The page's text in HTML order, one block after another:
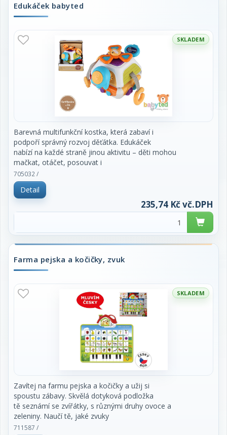
Edukáček babyted
SKLADEM
Barevná multifunkční kostka, která zabaví i
podpoří správný rozvoj děťátka. Edukáček
nabízí na každé straně jinou aktivitu – děti mohou
mačkat, otáčet, posouvat i
objevovat různé textury a tvary. Horní část zdobí
vrtulka, kterou lze otáčet, a
každá strana kostky přináší nové překvapení. Díky
dobře manipuluje malými dětskými ručičkami.
rozměr: 11 x 12 cm
705032 /
Detail
235,74 Kč vč.DPH
Farma pejska a kočičky, zvuk
SKLADEM
Zavítej na farmu pejska a kočičky a užij si
spoustu zábavy. Skvělá dotyková podložka
tě seznámí se zvířátky, s různými druhy ovoce a
zeleniny. Naučí tě, jaké zvuky
vydávají zvířátka nebo jakou barvu má mrkvička.
711587 /